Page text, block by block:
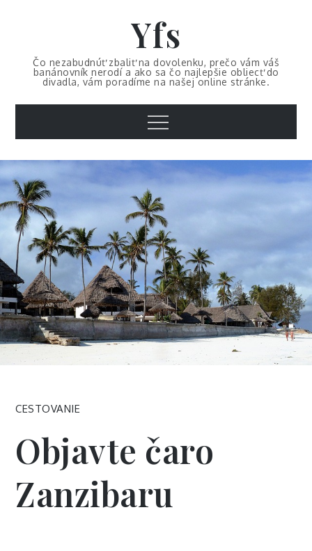
Yfs
Čo nezabudnúť zbaliť na dovolenku, prečo vám váš
banánovník nerodí a ako sa čo najlepšie obliecť do
divadla, vám poradíme na našej online stránke.
Menu
CESTOVANIE
Objavte čaro
Zanzibaru